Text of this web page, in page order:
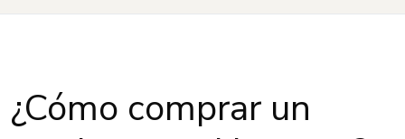
¿Cómo comprar un